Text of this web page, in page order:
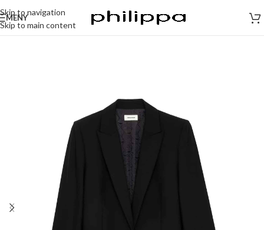
Skip to navigation
Skip to main content
MENY